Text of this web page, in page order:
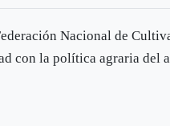
Nacional de
con la política agraria del